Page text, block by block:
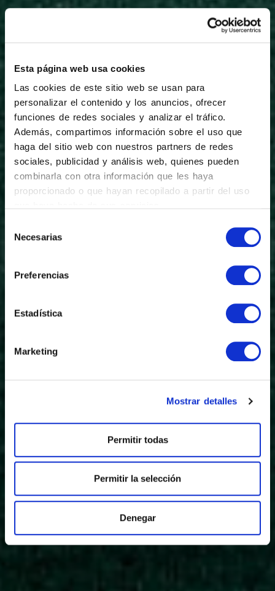
Esta página web usa cookies
Las cookies de este sitio web se usan para
personalizar el contenido y los anuncios, ofrecer
funciones de redes sociales y analizar el tráfico.
Además, compartimos información sobre el uso que
haga del sitio web con nuestros partners de redes
sociales, publicidad y análisis web, quienes pueden
combinarla con otra información que les haya
proporcionado o que hayan recopilado a partir del uso
Necesarias
Preferencias
Estadística
Marketing
Mostrar detalles
Permitir todas
Permitir la selección
Denegar
Calidad certificada